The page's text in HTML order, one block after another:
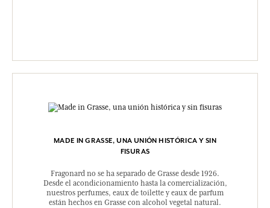
MADE IN GRASSE, UNA UNIÓN HISTÓRICA Y SIN
FISURAS
Fragonard no se ha separado de Grasse desde 1926.
Desde el acondicionamiento hasta la comercialización,
nuestros perfumes, eaux de toilette y eaux de parfum
están hechos en Grasse con alcohol vegetal natural.